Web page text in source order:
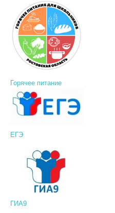
Горячее питание
ЕГЭ
ГИА9